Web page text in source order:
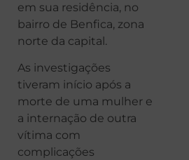
em sua residência, no
bairro de Benfica, zona
norte da capital.
As investigações
tiveram início após a
morte de uma mulher e
a internação de outra
vítima com
complicações